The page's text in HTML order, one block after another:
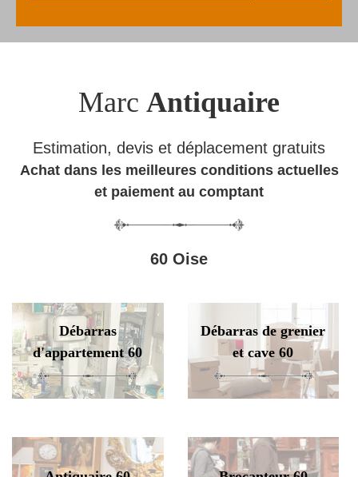
Marc Antiquaire
Estimation, devis et déplacement gratuits
Achat dans les meilleures conditions actuelles
et paiement au comptant
60 Oise
Débarras
d'appartement 60
Débarras de grenier
et cave 60